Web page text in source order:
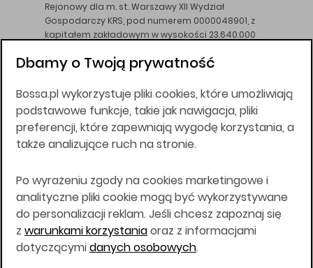
Rejonowy dla m. st. Warszawy XII Wydział
Gospodarczy KRS, pod numerem 0000048901, z
kapitałem zakładowym w wysokości 23.640.000
DM BOŚ działa na podstawie zezwolenia KNF z dnia
Wszelkie informacje na niniejszej stronie w tym
informacje o produktach inwestycyjnych nie są
kierowane do osób mających miejsce
zamieszkania lub pobytu w Stanach
Japonii, ani w dowolnej innej jurysdykcji, w której
taki materiał byłby sprzeczny z prawem lub w
których zgodne z prawem nabycie produktów
inwestycyjnych nie jest możliwe lub w której nie
jest możliwe złożenie oferty. Prawa obowiązujące
w danej jurysdykcji określają, czy jest możliwe
nabycie poszczególnych produktów
Dbamy o Twoją prywatność
Bossa.pl wykorzystuje pliki cookies, które umożliwiają
podstawowe funkcje, takie jak nawigacja, pliki
preferencji, które zapewniają wygodę korzystania, a
także analizujące ruch na stronie.
Po wyrażeniu zgody na cookies marketingowe i
analityczne pliki cookie mogą być wykorzystywane
do personalizacji reklam. Jeśli chcesz zapoznaj się
z warunkami korzystaniaoraz z informacjami
dotyczącymidanych osobowych.